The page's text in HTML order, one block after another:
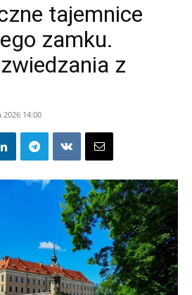
tajemnice
zamku.
z
2026 14:00